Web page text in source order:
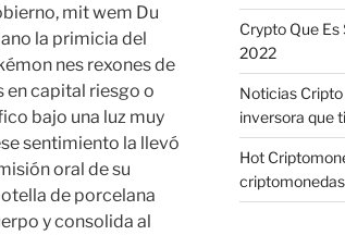
mit wem Du
la primicia del
nes rexones de
en capital riesgo o
bajo una luz muy
sentimiento la llevó
oral de su
de porcelana
y consolida al
Crypto Que
2022
Noticias
inversora que
Hot
criptomonedas